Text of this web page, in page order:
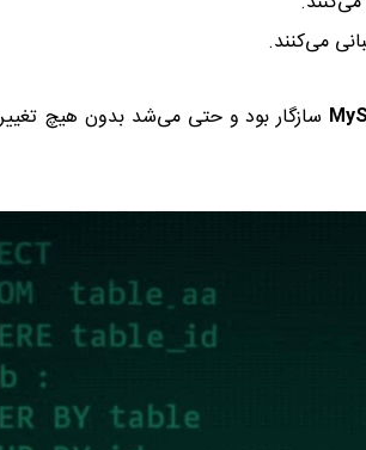
می‌کنند.
سازگار بود و حتی می‌شد بدون هیچ